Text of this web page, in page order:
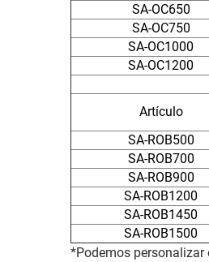
SA-OC650
SA-OC750
SA-OC1000
SA-OC1200
Artículo
SA-ROB500
SA-ROB700
SA-ROB900
SA-ROB1200
SA-ROB1450
SA-ROB1500
*Podemos personalizar